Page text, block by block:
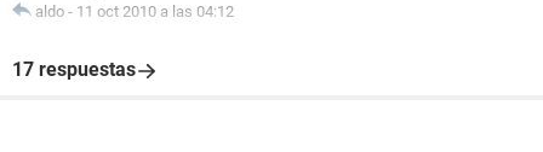
aldo - 11 oct 2010 a las 04:12
17 respuestas